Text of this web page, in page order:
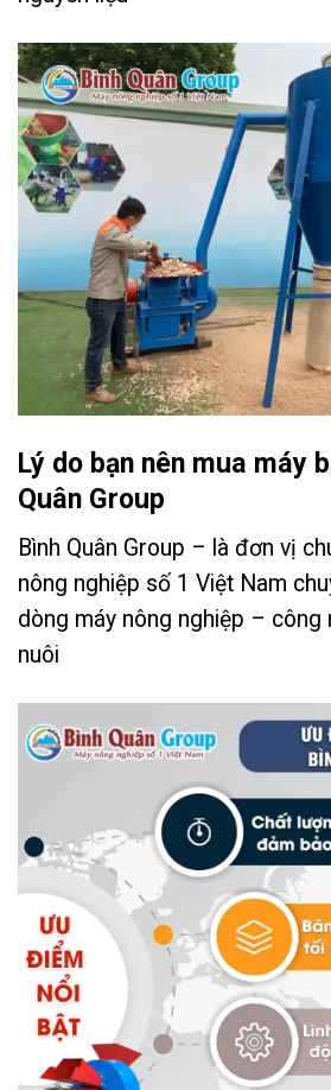
Lý do bạn nên mua máy
Quân Group
Bình Quân Group – là đơn vị
nông nghiệp số 1 Việt Nam
dòng máy nông nghiệp – công
nuôi